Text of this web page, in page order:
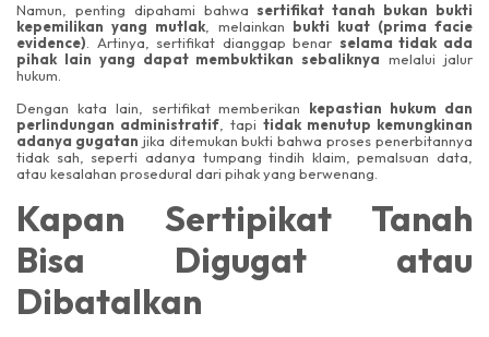
Namun, penting dipahami bahwasertifikat tanah bukan bukti
kepemilikan yang mutlak, melainkan bukti kuat (prima facie
evidence). Artinya, sertifikat dianggap benar selama tidak ada
pihak lain yang dapat membuktikan sebaliknya melalui jalur
hukum.
Dengan kata lain, sertifikat memberikan kepastian hukum dan
perlindungan administratif , tapi tidak menutup kemungkinan
adanya gugatan jika ditemukan bukti bahwa proses penerbitannya
tidak sah, seperti adanya tumpang tindih klaim, pemalsuan data,
atau kesalahan prosedural dari pihak yang berwenang.
Kapan Sertipikat Tanah
Bisa Digugat atau
Dibatalkan